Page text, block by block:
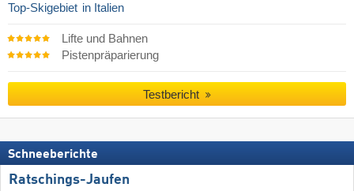
Top-Skigebiet in Italien
Lifte und Bahnen
Pistenpräparierung
Testbericht
Schneeberichte
Ratschings-Jaufen